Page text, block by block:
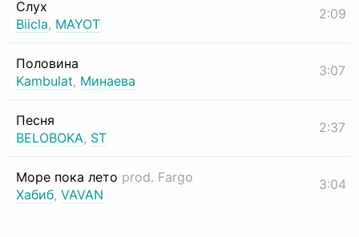
Слух
Biicla, MAYOT
2:09
Половина
Kambulat, Минаева
3:07
Песня
BELOBOKA, ST
2:37
Море пока лето prod. Fargo
Хабиб, VAVAN
3:04